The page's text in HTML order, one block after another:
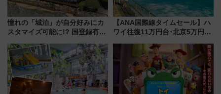
憧れの「城泊」が自分好みにカ
スタマイズ可能に!? 国登録有形
にオーダーメイド型の宿泊プラ
ンが誕生！
【ANA国際線タイムセール】ハ
ワイ往復11万円台･北京5万円台
来春のGW旅行まで狙える激ア
ツ路線まとめ（8/10まで）